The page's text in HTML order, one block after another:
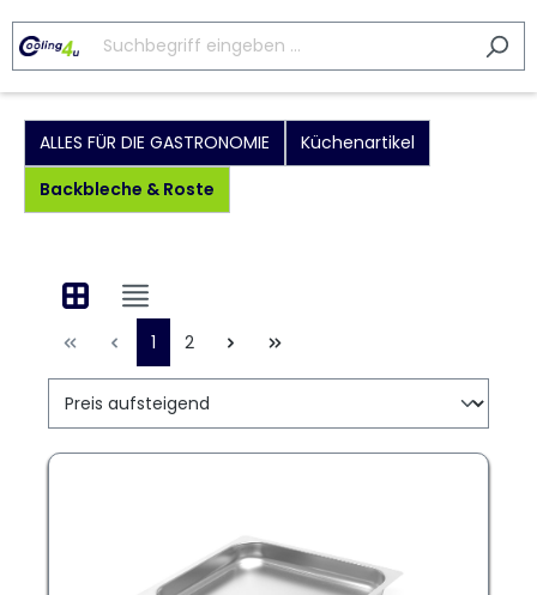
ALLES FÜR DIE GASTRONOMIE
Küchenartikel
Backbleche & Roste
1 2